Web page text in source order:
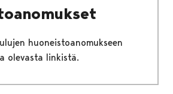
huoneistoanomukseen
olevasta linkistä.